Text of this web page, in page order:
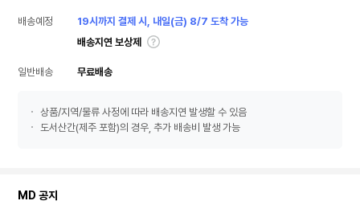
배송예정
19시까지 결제 시, 내일(금) 8/7 도착 가능
배송지연 보상제
일반배송 무료배송
상품/지역/물류 사정에 따라 배송지연 발생할 수 있음
도서산간(제주 포함)의 경우, 추가 배송비 발생 가능
MD 공지